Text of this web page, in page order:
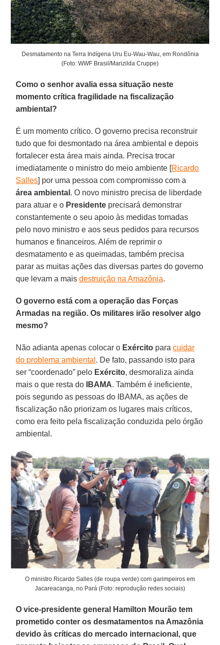
Desmatamento na Terra Indígena Uru Eu-Wau-Wau, em Rondônia
(Foto: WWF Brasil/Marizilda Cruppe)
Como o senhor avalia essa situação neste
momento crítica fragilidade na fiscalização
ambiental?
É um momento crítico. O governo precisa reconstruir
tudo que foi desmontado na área ambiental e depois
fortalecer esta área mais ainda. Precisa trocar
imediatamente o ministro do meio ambiente [Ricardo
Salles] por uma pessoa com compromisso com a
área ambiental . O novo ministro precisa de liberdade
para atuar e o Presidente precisará demonstrar
constantemente o seu apoio às medidas tomadas
pelo novo ministro e aos seus pedidos para recursos
humanos e financeiros. Além de reprimir o
desmatamento e as queimadas, também precisa
parar as muitas ações das diversas partes do governo
que levam a maisdestruição na Amazônia.
O governo está com a operação das Forças
Armadas na região. Os militares irão resolver algo
mesmo?
Não adianta apenas colocar o Exército paracuidar
do problema ambiental . De fato, passando isto para
ser “coordenado” pelo Exército, desmoraliza ainda
mais o que resta do
IBAMA. Também é ineficiente,
pois segundo as pessoas do IBAMA, as ações de
fiscalização não priorizam os lugares mais críticos,
como era feito pela fiscalização conduzida pelo órgão
ambiental.
O ministro Ricardo Salles (de roupa verde) com garimpeiros em
Jacareacanga, no Pará (Foto: reprodução redes sociais)
O vice-presidente general Hamilton Mourão tem
prometido conter os desmatamentos na Amazônia
devido às críticas do mercado internacional, que